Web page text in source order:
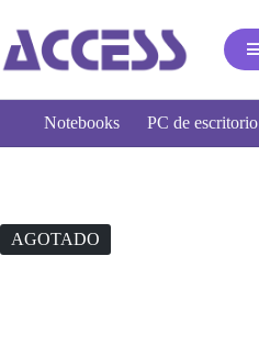
Notebooks PC de escritorio
AGOTADO